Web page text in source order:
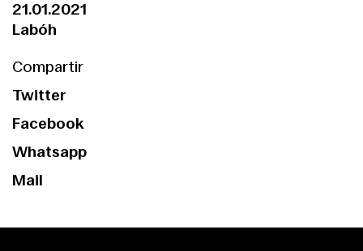
21.01.2021
Labóh
Compartir
Twitter
Facebook
Whatsapp
Mail